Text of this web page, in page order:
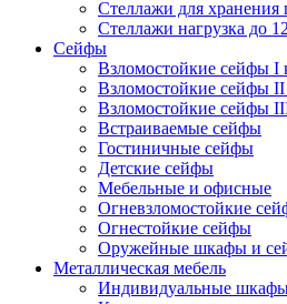
Стеллажи для хранения
Стеллажи нагрузка до
Сейфы
Взломостойкие сейфы I
Взломостойкие сейфы II
Взломостойкие сейфы
Встраиваемые сейфы
Гостиничные сейфы
Детские сейфы
Мебельные и офисные
Огневзломостойкие
Огнестойкие сейфы
Оружейные шкафы и
Металлическая мебель
Индивидуальные шкафы